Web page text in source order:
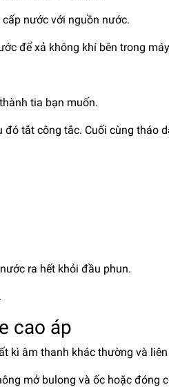
nước với nguồn nước.
để xả không khí bên trong
tia bạn muốn.
tắt công tắc. Cuối cùng tháo
ra hết khỏi đầu phun.
cao áp
kì âm thanh khác thường và
mở bulong và ốc hoặc đóng